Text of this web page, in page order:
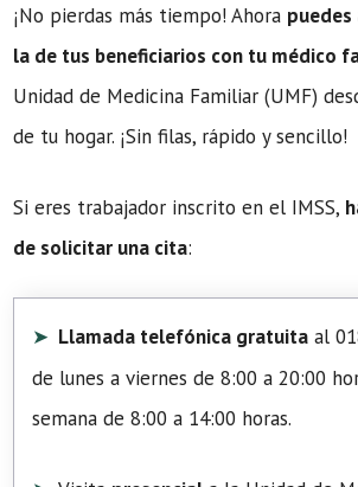
¡No pierdas más tiempo! Ahora
la de tus beneficiarios con tu médico
Unidad de Medicina Familiar (UMF)
de tu hogar. ¡Sin filas, rápido y sencillo!
Si eres trabajador inscrito en el IMSS,
de solicitar una cita:
Llamada telefónica gratuita al
de lunes a viernes de 8:00 a 20:00
semana de 8:00 a 14:00 horas.